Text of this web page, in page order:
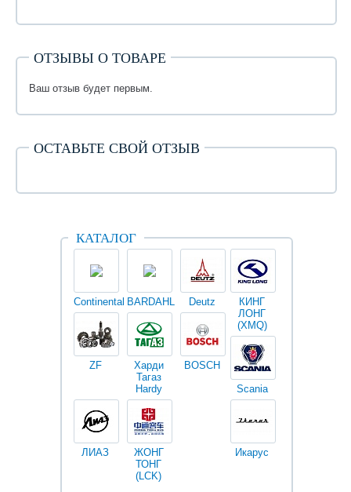
ОТЗЫВЫ О ТОВАРЕ
Ваш отзыв будет первым.
ОСТАВЬТЕ СВОЙ ОТЗЫВ
КАТАЛОГ
Continental BARDAHL Deutz
ZF
Харди
Тагаз
Hardy
BOSCH
ЛИАЗ
ЖОНГ
ТОНГ
(LCK)
КИНГ
ЛОНГ
(XMQ)
Scania
Икарус